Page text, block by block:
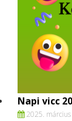
Napi vicc
2025. március